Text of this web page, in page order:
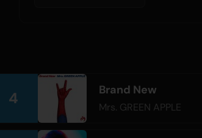
4 Brand New
Mrs. GREEN APPLE